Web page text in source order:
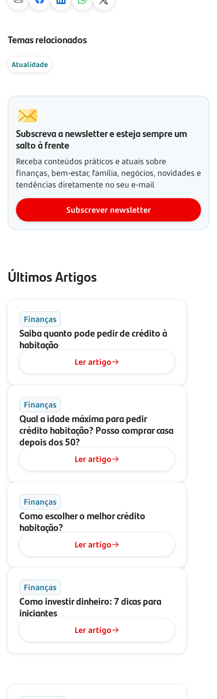
Temas relacionados
Atualidade
Subscreva a newsletter e esteja sempre um
salto à frente
Receba conteúdos práticos e atuais sobre
finanças, bem-estar, família, negócios, novidades e
tendências diretamente no seu e-mail
Subscrever newsletter
Últimos Artigos
Finanças
Saiba quanto pode pedir de crédito à
habitação
Ler artigo
Finanças
Qual a idade máxima para pedir
crédito habitação? Posso comprar casa
depois dos 50?
Ler artigo
Finanças
Como escolher o melhor crédito
habitação?
Ler artigo
Finanças
Como investir dinheiro: 7 dicas para
iniciantes
Ler artigo